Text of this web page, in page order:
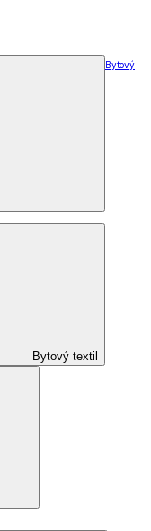
Bytový
Bytový textil